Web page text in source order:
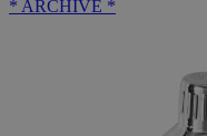
* ARCHIVE *